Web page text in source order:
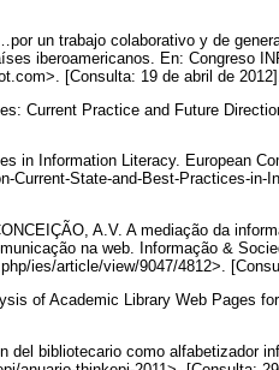
un trabajo colaborativo y de
iberoamericanos. En: Congreso
[Consulta: 19 de abril de 2012].
Current Practice and Future
in Information Literacy. European
Current-State-and-Best-Practices-in-
A.V. A mediação da
na web. Informação &
ies/article/view/9047/4812>.
of Academic Library Web Pages
bibliotecario como alfabetizador